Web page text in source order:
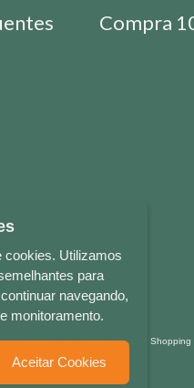
Compra
0001-20 - Térreo Bourbon
cookies. Utilizamos
para
navegando,
monitoramento.
Aceitar Cookies